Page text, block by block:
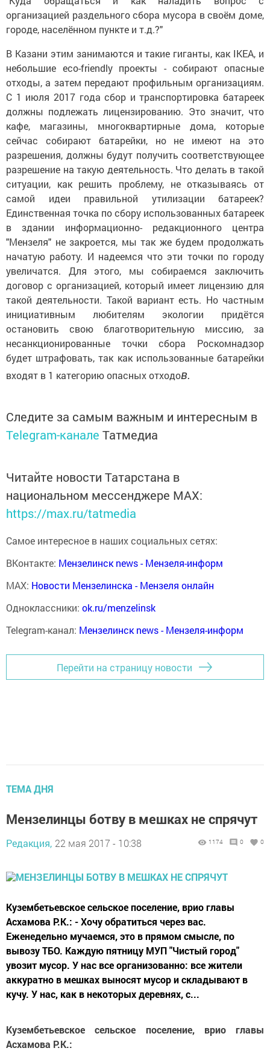
организацией раздельного сбора мусора в своём доме,
городе, населённом пункте и т.д.?"
В Казани этим занимаются и такие гиганты, как IKEA, и
небольшие eco-friendly проекты - собирают опасные
отходы, а затем передают профильным организациям.
С 1 июля 2017 года сбор и транспортировка батареек
должны подлежать лицензированию. Это значит, что
кафе, магазины, многоквартирные дома, которые
сейчас собирают батарейки, но не имеют на это
разрешения, должны будут получить соответствующее
разрешение на такую деятельность. Что делать в такой
ситуации, как решить проблему, не отказываясь от
самой идеи правильной утилизации батареек?
Единственная точка по сбору использованных батареек
в здании информационно- редакционного центра
"Мензеля" не закроется, мы так же будем продолжать
начатую работу. И надеемся что эти точки по городу
увеличатся. Для этого, мы собираемся заключить
договор с организацией, который имеет лицензию для
такой деятельности. Такой вариант есть. Но частным
инициативным любителям экологии придётся
остановить свою благотворительную миссию, за
несанкционированные точки сбора Роскомнадзор
будет штрафовать, так как использованные батарейки
входят в 1 категорию опасных отходов.
Следите за самым важным и интересным в
Telegram-канале Татмедиа
Читайте новости Татарстана в
национальном мессенджере MАХ:
https://max.ru/tatmedia
Самое интересное в наших социальных сетях:
ВКонтакте: Мензелинск news - Мензеля-информ
MAX: Новости Мензелинска - Мензеля онлайн
Одноклассники: ok.ru/menzelinsk
Telegram-канал: Мензелинск news - Мензеля-информ
Перейти на страницу новости
ТЕМА ДНЯ
Мензелинцы ботву в мешках не спрячут
Редакция, 22 мая 2017 - 10:38 1174 0 0
Кузембетьевское сельское поселение, врио главы
Асхамова Р.К.: - Хочу обратиться через вас.
Еженедельно мучаемся, это в прямом смысле, по
вывозу ТБО. Каждую пятницу МУП "Чистый город"
увозит мусор. У нас все организованно: все жители
аккуратно в мешках выносят мусор и складывают в
кучу. У нас, как в некоторых деревнях, с...
Кузембетьевское сельское поселение, врио главы
Асхамова Р.К.: